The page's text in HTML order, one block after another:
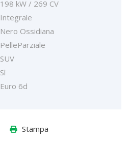
198 kW / 269 CV
Integrale
Nero Ossidiana
PelleParziale
SUV
Sì
Euro 6d
Stampa